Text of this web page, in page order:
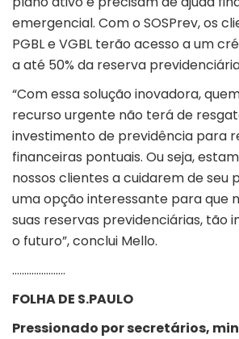
emergencial. Com o SOSPrev, os
PGBL e VGBL terão acesso a um
a até 50% da reserva
“Com essa solução inovadora,
recurso urgente não terá de
investimento de previdência para
financeiras pontuais. Ou seja,
nossos clientes a cuidarem de seu
uma opção interessante para que
suas reservas previdenciárias, tão
o futuro”, conclui Mello.
………………….
FOLHA DE S.PAULO
Pressionado por secretários,